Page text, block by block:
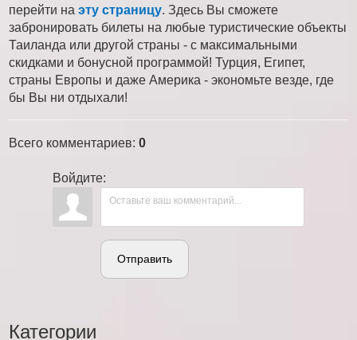
перейти на эту страницу. Здесь Вы сможете
забронировать билеты на любые туристические объекты
Таиланда или другой страны - с максимальными
скидками и бонусной программой! Турция, Египет,
страны Европы и даже Америка - экономьте везде, где
бы Вы ни отдыхали!
Всего комментариев: 0
Войдите:
Отправить
Категории